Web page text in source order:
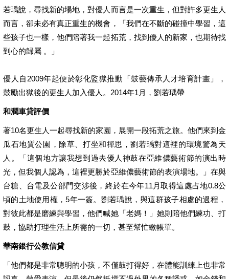
若瑀說，尋找新的場地，對優人而言是一次重生，但對許多更生人
而言，卻未必有真正重生的機會，「我們在不斷的碰撞中學習，這
些孩子也一樣，他們陪著我一起拓荒，找到優人的新家，也期待找
到心的歸屬 。」
優人自2009年起便於彰化監獄推動「鼓藝傳承人才培育計畫」，
鼓勵出獄後的更生人加入優人。2014年1月，劉若瑀帶
和潤車貸評價
著10名更生人一起尋找新的家園，展開一段拓荒之旅。他們來到金
瓜石地質公園，除草、打坐和禪思，劉若瑀對這裡的環境驚為天
人。「這個地方讓我想到過去優人神鼓在亞維儂藝術節的演出時
光，但我個人認為，這裡更勝於亞維儂藝術節的表演場地。」在與
台糖、台電及公部門交涉後，終於在今年11月取得這處占地0.8公
頃的土地使用權，5年一簽。劉若瑀說，與這群孩子相處的過程，
對彼此都是磨練與學習，他們喊她「老媽！」她則陪他們練功、打
鼓，協助打理生活上所需的一切，甚至幫忙繳帳單。
華南銀行公教信貸
「他們都是非常聰明的小孩，不僅鼓打得好，在體能訓練上也非常